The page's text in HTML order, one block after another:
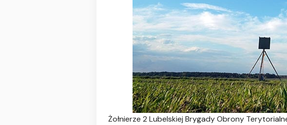
Żołnierze 2 Lubelskiej Brygady Obrony